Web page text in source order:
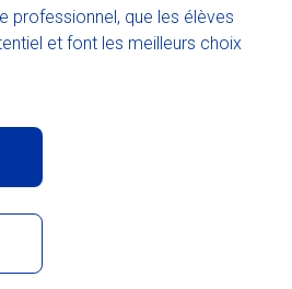
professionnel, que les élèves
et font les meilleurs choix